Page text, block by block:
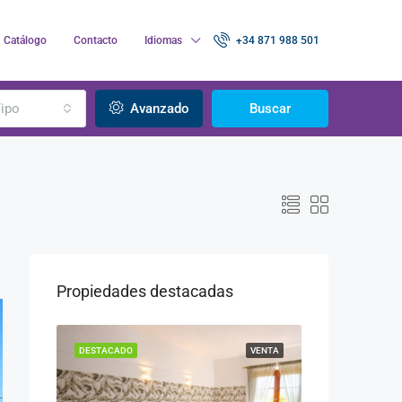
Catálogo Contacto Idiomas +34 871 988 501
Avanzado Buscar
Propiedades destacadas
VENTA
DESTACADO